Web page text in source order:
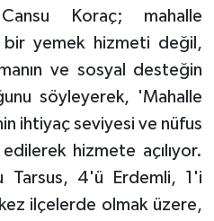
Koraç; mahalle
bir yemek hizmeti değil,
ve sosyal desteğin
söyleyerek, 'Mahalle
ihtiyaç seviyesi ve nüfus
hizmete açılıyor.
Tarsus, 4'ü Erdemli, 1'i
ilçelerde olmak üzere,